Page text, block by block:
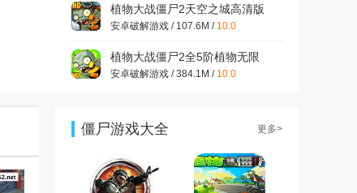
植物大战僵尸2天空之城高清版
内购免费2023v1.6.1 最新版
安卓破解游戏 / 107.6M / 10.0
植物大战僵尸2全5阶植物无限
钻石v2.9.2 2023
安卓破解游戏 / 384.1M / 10.0
iphone角色扮演 / 2.30G /
火影忍者手游ios版v1.66.88 最
新版
iphone动作游戏 / 3.80G /9.0
僵尸游戏大全 更多>